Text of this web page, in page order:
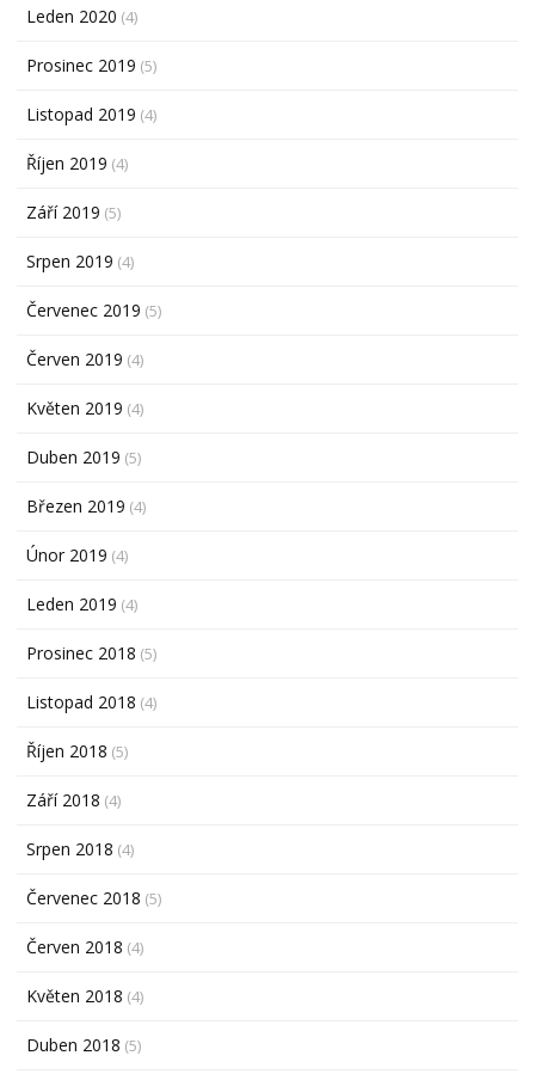
Leden 2020 (4)
Prosinec 2019 (5)
Listopad 2019 (4)
Říjen 2019 (4)
Září 2019 (5)
Srpen 2019 (4)
Červenec 2019 (5)
Červen 2019 (4)
Květen 2019 (4)
Duben 2019 (5)
Březen 2019 (4)
Únor 2019 (4)
Leden 2019 (4)
Prosinec 2018 (5)
Listopad 2018 (4)
Říjen 2018 (5)
Září 2018 (4)
Srpen 2018 (4)
Červenec 2018 (5)
Červen 2018 (4)
Květen 2018 (4)
Duben 2018 (5)